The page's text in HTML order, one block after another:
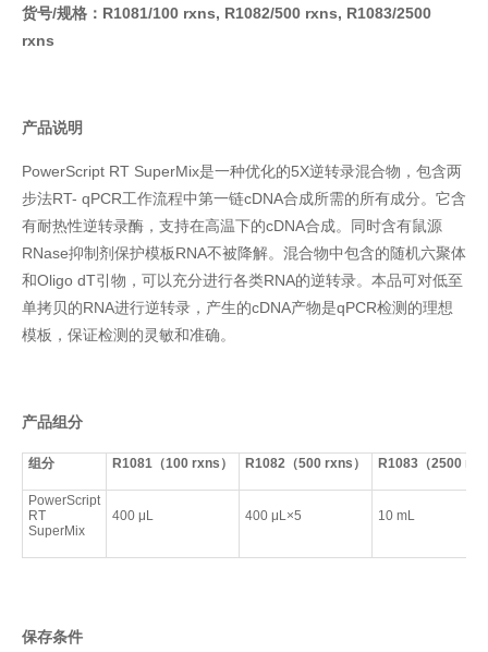
货号/规格：R1081/100 rxns, R1082/500 rxns, R1083/2500
rxns
产品说明
PowerScript RT SuperMix是一种优化的5X逆转录混合物，包含两
步法RT- qPCR工作流程中第一链cDNA合成所需的所有成分。它含
有耐热性逆转录酶，支持在高温下的cDNA合成。同时含有鼠源
RNase抑制剂保护模板RNA不被降解。混合物中包含的随机六聚体
和Oligo dT引物，可以充分进行各类RNA的逆转录。本品可对低至
单拷贝的RNA进行逆转录，产生的cDNA产物是qPCR检测的理想
模板，保证检测的灵敏和准确。
产品组分
组分 R1081 （100 rxns ） R1082 （500 rxns ） R1083 （2500
PowerScript
RT
SuperMix
400 μL 400 μL×5 10 mL
保存条件